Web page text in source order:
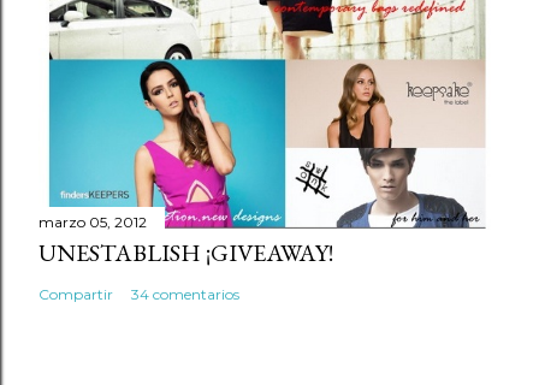
marzo 05, 2012
UNESTABLISH ¡GIVEAWAY!
Compartir 34 comentarios